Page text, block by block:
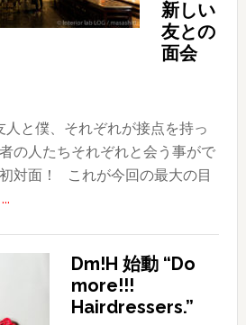
新しい
友との
面会
と僕、それぞれが接点を持っ
の人たちそれぞれと会う事がで
対面！ これが今回の最大の目
about
行
Dm!H 始動 “Do
more!!!
Hairdressers.”